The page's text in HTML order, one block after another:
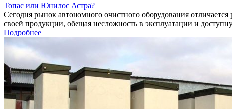
Топас или Юнилос Астра?
Сегодня рынок автономного очистного оборудования
своей продукции, обещая несложность в эксплуатации и
Подробнее